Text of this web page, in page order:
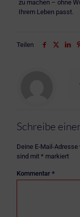
zu machen – ohne
Ihrem Leben passt.
Teilen
Schreibe
Deine E-Mail-
sind mit * markiert
Kommentar *